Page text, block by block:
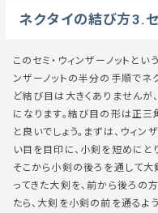
ネクタイの結び方3.セ
このセミ・ウィンザーノットと
ンザーノットの半分の手順でネ
ど結び目は大きくありませんが
になります。結び目の形は正三
と良いでしょう。まずは、ウィン
い目を目印に、小剣を短めにと
そこから小剣の後ろを通して大
ってきた大剣を、前から後ろの
たら、大剣を小剣の前を通るよ